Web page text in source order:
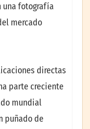
una fotografía
mercado
directas
parte creciente
mundial
puñado de